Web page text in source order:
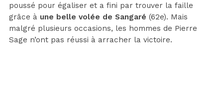
poussé pour égaliser et a fini par trouver la faille
grâce à une belle volée de Sangaré (62e). Mais
malgré plusieurs occasions, les hommes de Pierre
Sage n’ont pas réussi à arracher la victoire.